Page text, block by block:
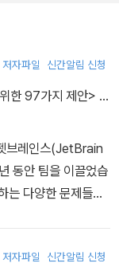
저자파일 신간알림 신청
한 97가지 제안> …
브레인스(JetBrain
동안 팀을 이끌었습
는 다양한 문제들에
저자파일 신간알림 신청